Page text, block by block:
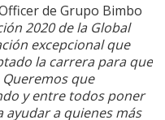
de Grupo Bimbo
2020 de la Global
excepcional que
la carrera para que
que
y entre todos poner
a quienes más